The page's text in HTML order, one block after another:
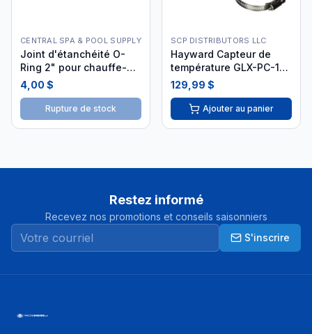
CENTRAL SPA & POOL SUPPLY
Joint d'étanchéité O-
Ring 2" pour chauffe-
eau spa - 711-4030
4,00 $
Rupture de stock
SCP DISTRIBUTORS LLC
Hayward Capteur de
température GLX-PC-12-
KIT avec câble 4.5m
129,99 $
Ajouter au panier
Restez informé
Recevez nos promotions et conseils saisonniers
S'inscrire